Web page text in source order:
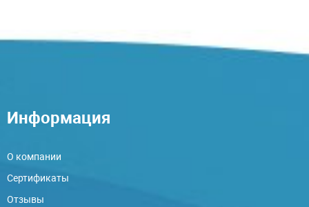
Информация
О компании
Сертификаты
Отзывы